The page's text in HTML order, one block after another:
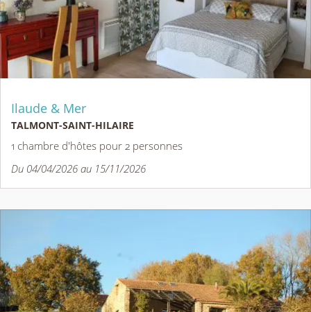
Ilaude & Mer
TALMONT-SAINT-HILAIRE
1 chambre d'hôtes pour 2 personnes
Du 04/04/2026 au 15/11/2026